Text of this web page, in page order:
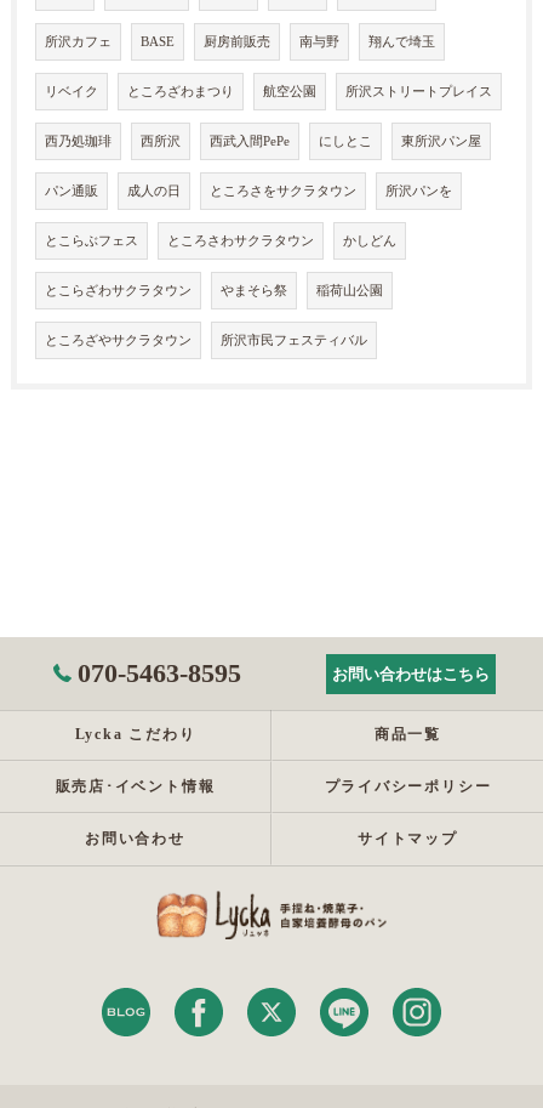
所沢カフェ BASE 厨房前販売 南与野 翔んで埼玉
リベイク ところざわまつり 航空公園 所沢ストリートプレイス
西乃処珈琲 西所沢 西武入間PePe にしとこ 東所沢パン屋
パン通販 成人の日 ところさをサクラタウン 所沢パンを
とこらぶフェス ところさわサクラタウン かしどん
とこらざわサクラタウン やまそら祭 稲荷山公園
ところざやサクラタウン 所沢市民フェスティバル
070-5463-8595 お問い合わせはこちら
Lycka こだわり 商品一覧
販売店･イベント情報 プライバシーポリシー
お問い合わせ サイトマップ